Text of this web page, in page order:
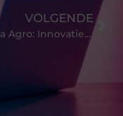
VOLGENDE
DuMea Agro: Innovatie in landbouw en duurzaamheid